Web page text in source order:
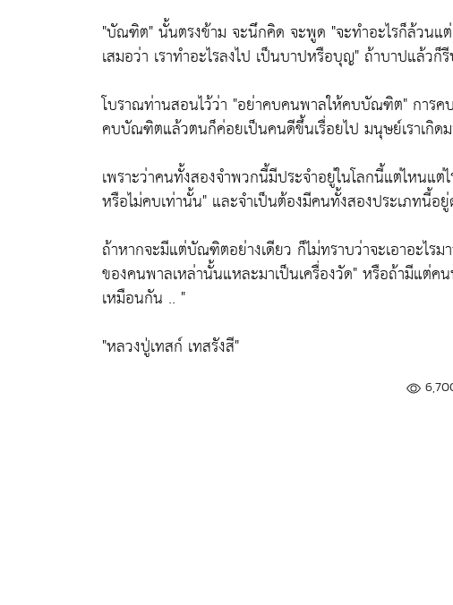
"บัณฑิต"นั้นตรงข้าม จะนึกคิด จะพูด "จะทำอะไรก็ล้วนแ
เสมอว่า เราทำอะไรลงไป เป็นบาปหรือบุญ"ถ้าบาปแล้วก็
โบราณท่านสอนไว้ว่า "อย่าคบคนพาลให้คบบัณฑิต" การค
คบบัณฑิตแล้วตนก็ค่อยเป็นคนดีขึ้นเรื่อยไป มนุษย์เราเกิ
เพราะว่าคนทั้งสองจำพวกนี้มีประจำอยู่ในโลกนี้แต่ไหนแต่
หรือไม่คบเท่านั้น" และจำเป็นต้องมีคนทั้งสองประเภทนี้อ
ถ้าหากจะมีแต่บัณฑิตอย่างเดียว ก็ไม่ทราบว่าจะเอาอะไ
ของคนพาลเหล่านั้นแหละมาเป็นเครื่องวัด"หรือถ้ามีแต่คน
เหมือนกัน .. "
"หลวงปู่เทสก์ เทสรังสี"